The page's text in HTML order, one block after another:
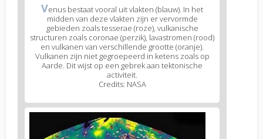
Venus bestaat vooral uit vlakten (blauw). In het
midden van deze vlakten zijn er vervormde
gebieden zoals tesserae (roze), vulkanische
structuren zoals coronae (perzik), lavastromen (rood)
en vulkanen van verschillende grootte (oranje).
Vulkanen zijn niet gegroepeerd in ketens zoals op
Aarde. Dit wijst op een gebrek aan tektonische
activiteit.
Credits: NASA